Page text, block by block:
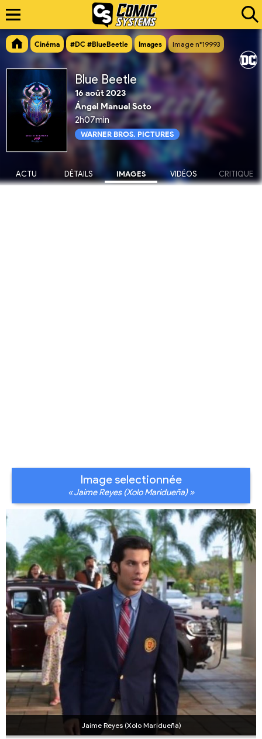
Cinéma #DC #BlueBeetle Images Image n°19993
Blue Beetle
16 août 2023
Ángel Manuel Soto
2h07min
WARNER BROS. PICTURES
ACTU DÉTAILS IMAGES VIDÉOS CRITIQUE
Image selectionnée
« Jaime Reyes (Xolo Maridueña) »
Jaime Reyes (Xolo Maridueña)